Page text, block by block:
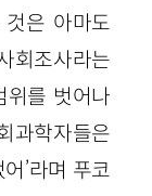
은 아마도
회조사라는
위를 벗어나
과학자들은
’라며 푸코